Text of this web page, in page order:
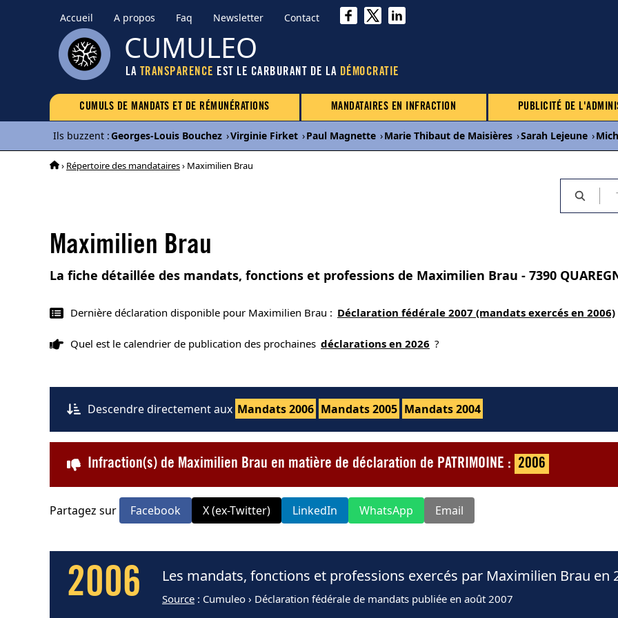
Accueil A propos Faq Newsletter Contact
CUMULEO
LA TRANSPARENCE EST LE CARBURANT DE LA DÉMOCRATIE
CUMULS DE MANDATS ET DE RÉMUNÉRATIONS MANDATAIRES EN INFRACTION PUBLICITÉ DE
Ils buzzent :Georges-Louis Bouchez ›Virginie Firket ›Paul Magnette ›Marie Thibaut de Maisières ›Sarah Lejeune ›
› Répertoire des mandataires› Maximilien Brau
Maximilien Brau
La fiche détaillée des mandats, fonctions et professions de Maximilien Brau - 7390
Dernière déclaration disponible pour Maximilien Brau : Déclaration fédérale 2007 (mandats exercés en 2006)
Quel est le calendrier de publication des prochaines déclarations en 2026 ?
Descendre directement aux Mandats 2006 Mandats 2005 Mandats 2004
Infraction(s) de Maximilien Brau en matière de déclaration de PATRIMOINE : 2006
Partagez sur Facebook X (ex-Twitter) LinkedIn WhatsApp Email
2006 Les mandats, fonctions et professions exercés par Maximilien Brau en
Source : Cumuleo › Déclaration fédérale de mandats publiée en août 2007